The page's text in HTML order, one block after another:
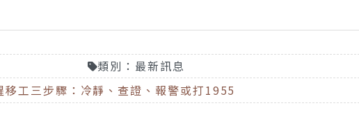
類別：最新訊息
工三步驟：冷靜、查證、報警或打1955